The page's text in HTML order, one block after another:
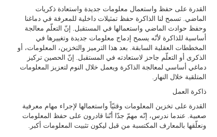
القدرة على حفظ واستعمال معلومات جديدة واستعادة ذكريات
الماضي. تسمح لنا الذاكرة حفظ تمثيلات داخلية للمعرفة في دماغنا
وحفظ حوادث الماضي واستعمالها في المستقبل. إنّ التعلّم معالجة
أساسية للذاكرة لأنّه يسمح إدماج معلومات جديدة وتغييرها في
المخططات العقلية السابقة. بعد هذا الترميز والتخزين، المعلومات، أو
الذكرى أو التعلّم جاحز لاستعادته في المستقبل. إنّ الحصين تركيز
دماغي أساسي لمعالجة الذاكرة ويعمل خلال النوم لتعزيز المعلومات
المتلقية خلال النهار.
ذاكرة العمل
القدرة على تخزين المعلومات وقتيّاً واستعمالها لإجراء مهام معرفية
صعبية. عندما ندرس، إنّه مهمّ جدّا أنّنا قادرون على حفظ المعلومات
ونعلّقها بالمعارف المكتسبة من قبل ليكون تثبيت المعلومات أكبر.